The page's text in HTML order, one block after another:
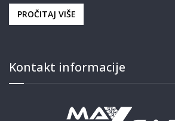
PROČITAJ VIŠE
Kontakt informacije